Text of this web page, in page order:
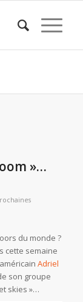
»…
du monde ?
cette semaine
Adriel
son groupe
skies »…